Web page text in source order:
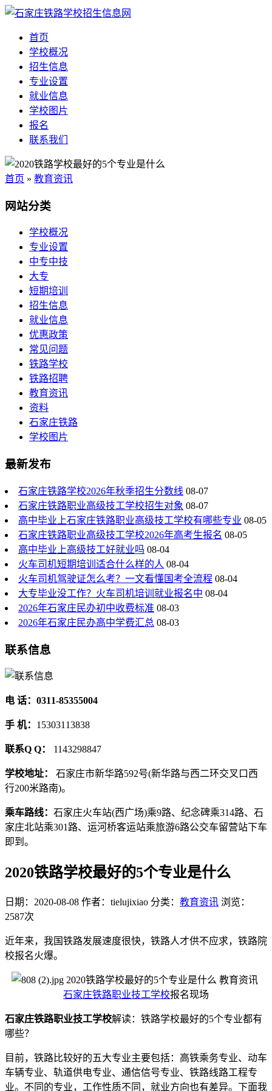
首页
学校概况
招生信息
专业设置
就业信息
学校图片
报名
联系我们
首页 » 教育资讯
网站分类
学校概况
专业设置
中专中技
大专
短期培训
招生信息
就业信息
优惠政策
常见问题
铁路学校
铁路招聘
教育资讯
资料
石家庄铁路
学校图片
最新发布
石家庄铁路学校2026年秋季招生分数线 08-07
石家庄铁路职业高级技工学校招生对象 08-07
高中毕业上石家庄铁路职业高级技工学校有哪些专业 08-05
石家庄铁路职业高级技工学校2026年高考生报名 08-05
高中毕业上高级技工好就业吗 08-04
火车司机短期培训适合什么样的人 08-04
火车司机驾驶证怎么考？一文看懂国考全流程 08-04
大专毕业没工作？火车司机培训就业报名中 08-04
2026年石家庄民办初中收费标准 08-03
2026年石家庄民办高中学费汇总 08-03
联系信息
电 话：0311-85355004
手 机： 15303113838
联系Q Q： 1143298847
学校地址： 石家庄市新华路592号(新华路与西二环交叉口西
行200米路南)。
乘车路线： 石家庄火车站(西广场)乘9路、纪念碑乘314路、石
家庄北站乘301路、运河桥客运站乘旅游6路公交车留营站下车
即到。
2020铁路学校最好的5个专业是什么
日期：2020-08-08 作者：tielujixiao 分类： 教育资讯 浏览：
2587次
近年来，我国铁路发展速度很快，铁路人才供不应求，铁路院
校报名火爆。
石家庄铁路职业技工学校报名现场
石家庄铁路职业技工学校解读：铁路学校最好的5个专业都有
哪些？
目前，铁路比较好的五大专业主要包括：高铁乘务专业、动车
车辆专业、轨道供电专业、通信信号专业、铁路线路工程专
业。不同的专业，工作性质不同，就业方向也有差异。下面我